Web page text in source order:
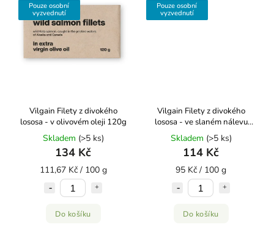
Pouze osobní
vyzvednutí
Vilgain Filety z divokého
lososa - v olivovém oleji 120g
Skladem (>5 ks)
134 Kč
111,67 Kč / 100 g
Do košíku
Pouze osobní
vyzvednutí
Vilgain Filety z divokého
lososa - ve slaném nálevu
120g
Skladem (>5 ks)
114 Kč
95 Kč / 100 g
Do košíku